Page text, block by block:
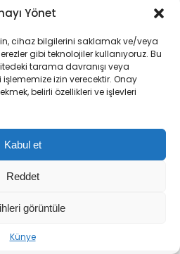
Yönet
cihaz bilgilerini saklamak ve/veya
gibi teknolojiler kullanıyoruz. Bu
tarama davranışı veya
izin verecektir. Onay
belirli özellikleri ve işlevleri
Kabul et
Reddet
görüntüle
Künye
CHP’de 8 İl Başkanlığına
Atama Yapıldı: İşte Yeni
İsimler